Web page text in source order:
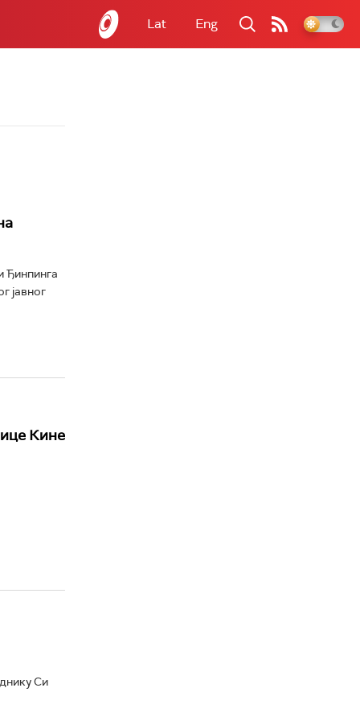
Lat Eng
Ђинпинга
јавног
Кине
Си